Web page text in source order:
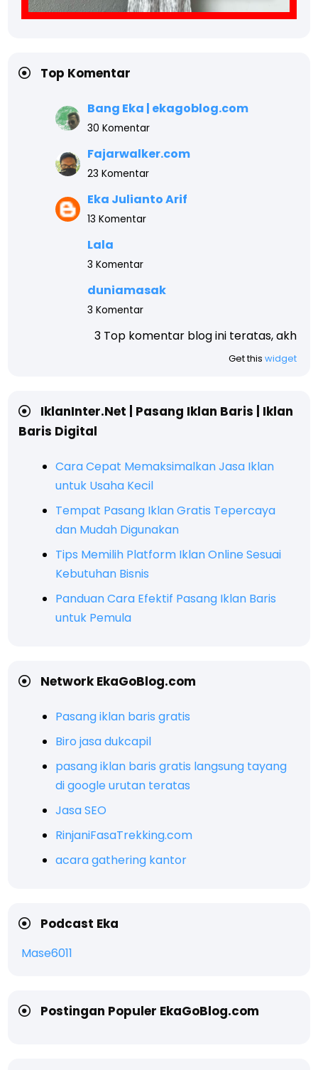
Top Komentar
Bang Eka | ekagoblog.com
30 Komentar
Fajarwalker.com
23 Komentar
Eka Julianto Arif
13 Komentar
Lala
3 Komentar
duniamasak
3 Komentar
3 Top komentar blog ini teratas, akhir tahun akan
Get this widget
IklanInter.Net | Pasang Iklan Baris | Iklan
Baris Digital
Cara Cepat Memaksimalkan Jasa Iklan
untuk Usaha Kecil
Tempat Pasang Iklan Gratis Tepercaya
dan Mudah Digunakan
Tips Memilih Platform Iklan Online Sesuai
Kebutuhan Bisnis
Panduan Cara Efektif Pasang Iklan Baris
untuk Pemula
Network EkaGoBlog.com
Pasang iklan baris gratis
Biro jasa dukcapil
pasang iklan baris gratis langsung tayang
di google urutan teratas
Jasa SEO
RinjaniFasaTrekking.com
acara gathering kantor
Podcast Eka
Mase6011
Postingan Populer EkaGoBlog.com